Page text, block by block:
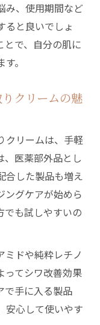
み、使用期間など
ると良いでしょ
とで、自分の肌に
。
クリームの魅
クリームは、手軽
、医薬部外品とし
合した製品も増え
ングケアが始めら
でも試しやすいの
ミドや純粋レチノ
ってシワ改善効果
で手に入る製品
安心して使いやす